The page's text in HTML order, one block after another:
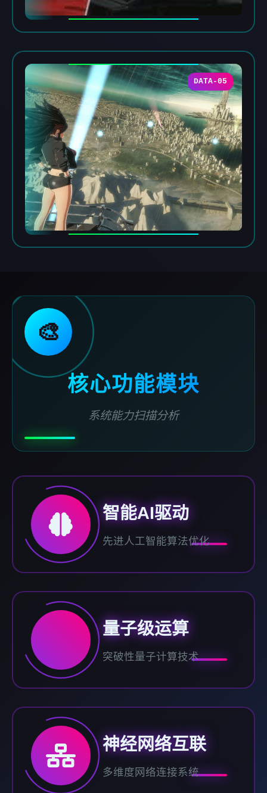
DATA-05
🎨
核心功能模块
系统能力扫描分析
智能AI驱动
先进人工智能算法优化
量子级运算
突破性量子计算技术
神经网络互联
多维度网络连接系统